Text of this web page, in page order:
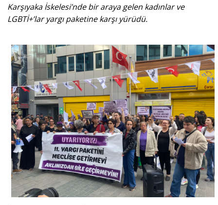
Karşıyaka İskelesi’nde bir araya gelen kadınlar ve
LGBTİ+’lar yargı paketine karşı yürüdü.